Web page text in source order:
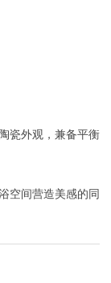
瓷外观，兼备平衡
空间营造美感的同